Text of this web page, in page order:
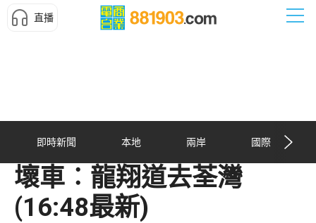
直播
即時新聞 本地 兩岸 國際
壞車︰龍翔道去荃灣
(16:48最新)